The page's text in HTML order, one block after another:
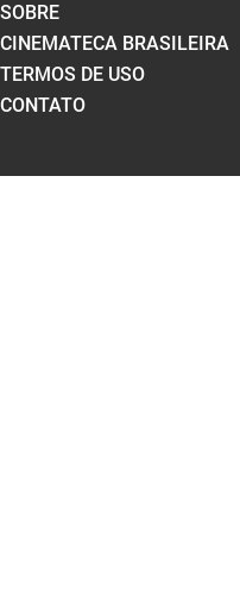
SOBRE
CINEMATECA BRASILEIRA
TERMOS DE USO
CONTATO